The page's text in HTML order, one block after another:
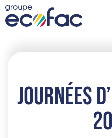
Journées